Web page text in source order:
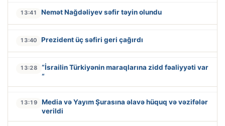
13:41 Nemət Nağdəliyev səfir təyin olundu
13:40 Prezident üç səfiri geri çağırdı
13:28
“İsrailin Türkiyənin maraqlarına zidd fəaliyyəti var
“
13:19
Media və Yayım Şurasına əlavə hüquq və vəzifələr
verildi